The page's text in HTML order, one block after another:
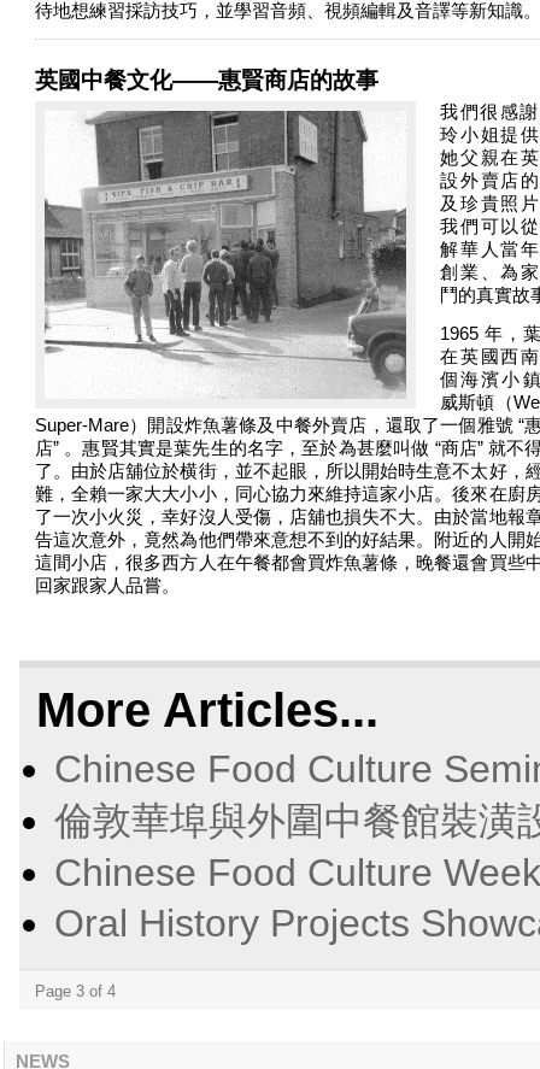
待地想練習採訪技巧，並學習音頻、視頻編輯及音譯等新知識。
英國中餐文化——惠賢商店的故事
我們很感
玲小姐提
她父親在
設外賣店
及珍貴照
我們可以
解華人當
創業、為
鬥的真實故
1965 年，
在英國西
個海濱小
威斯頓（
Super-Mare）開設炸魚薯條及中餐外賣店，還取了一個雅號 “
店” 。惠賢其實是葉先生的名字，至於為甚麼叫做 “商店” 就不
了。由於店舖位於横街，並不起眼，所以開始時生意不太好，
難，全賴一家大大小小，同心協力來維持這家小店。後來在廚
了一次小火災，幸好沒人受傷，店舖也損失不大。由於當地報
告這次意外，竟然為他們帶來意想不到的好結果。附近的人開
這間小店，很多西方人在午餐都會買炸魚薯條，晚餐還會買些
回家跟家人品嘗。
More Articles...
Chinese Food Culture
倫敦華埠與外圍中餐館裝潢
Chinese Food Culture
Oral History Projects
Page 3 of 4
NEWS